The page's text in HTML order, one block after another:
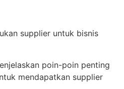
supplier untuk bisnis
poin-poin penting
mendapatkan supplier